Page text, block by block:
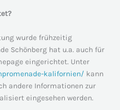
wurde frühzeitig
Schönberg hat u.a. auch für
eingerichtet. Unter
kalifornien/ kann
andere Informationen zur
eingesehen werden.